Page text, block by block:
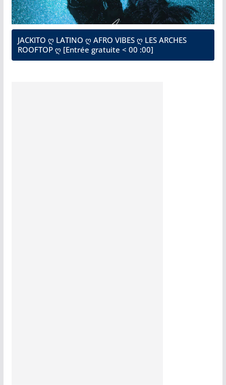
JACKITO ღ LATINO ღ AFRO VIBES ღ LES ARCHES
ROOFTOP ღ [Entrée gratuite < 00 :00]